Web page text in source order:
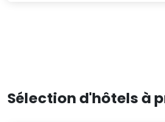
Sélection d'hôtels à